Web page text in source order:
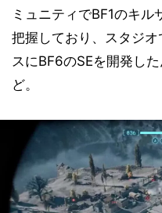
ミュニティでBF1のキル
把握しており、スタジ
スにBF6のSEを開発し
ど。